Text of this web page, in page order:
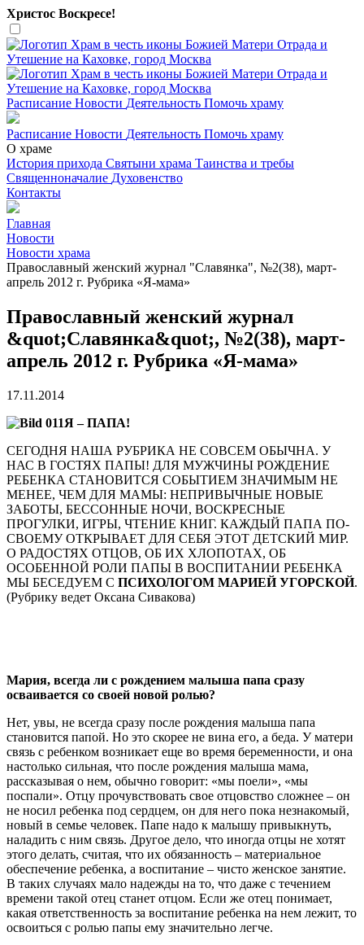
Христос Воскресе!
Расписание Новости Деятельность Помочь храму
Расписание Новости Деятельность Помочь храму
О храме
История прихода Святыни храма Таинства и требы
Священноначалие Духовенство
Контакты
Главная
Новости
Новости храма
Православный женский журнал "Славянка", №2(38), март-
апрель 2012 г. Рубрика «Я-мама»
Православный женский журнал
&quot;Славянка&quot;, №2(38), март-
апрель 2012 г. Рубрика «Я-мама»
17.11.2014
Я – ПАПА!
СЕГОДНЯ НАША РУБРИКА НЕ СОВСЕМ ОБЫЧНА. У
НАС В ГОСТЯХ ПАПЫ! ДЛЯ МУЖЧИНЫ РОЖДЕНИЕ
РЕБЕНКА СТАНОВИТСЯ СОБЫТИЕМ ЗНАЧИМЫМ НЕ
МЕНЕЕ, ЧЕМ ДЛЯ МАМЫ: НЕПРИВЫЧНЫЕ НОВЫЕ
ЗАБОТЫ, БЕССОННЫЕ НОЧИ, ВОСКРЕСНЫЕ
ПРОГУЛКИ, ИГРЫ, ЧТЕНИЕ КНИГ. КАЖДЫЙ ПАПА ПО-
СВОЕМУ ОТКРЫВАЕТ ДЛЯ СЕБЯ ЭТОТ ДЕТСКИЙ МИР.
О РАДОСТЯХ ОТЦОВ, ОБ ИХ ХЛОПОТАХ, ОБ
ОСОБЕННОЙ РОЛИ ПАПЫ В ВОСПИТАНИИ РЕБЕНКА
МЫ БЕСЕДУЕМ С ПСИХОЛОГОМ МАРИЕЙ УГОРСКОЙ.
(Рубрику ведет Оксана Сивакова)
Мария, всегда ли с рождением малыша папа сразу
осваивается со своей новой ролью?
Нет, увы, не всегда сразу после рождения малыша папа
становится папой. Но это скорее не вина его, а беда. У матери
связь с ребенком возникает еще во время беременности, и она
настолько сильная, что после рождения малыша мама,
рассказывая о нем, обычно говорит: «мы поели», «мы
поспали». Отцу прочувствовать свое отцовство сложнее – он
не носил ребенка под сердцем, он для него пока незнакомый,
новый в семье человек. Папе надо к малышу привыкнуть,
наладить с ним связь. Другое дело, что иногда отцы не хотят
этого делать, считая, что их обязанность – материальное
обеспечение ребенка, а воспитание – чисто женское занятие.
В таких случаях мало надежды на то, что даже с течением
времени такой отец станет отцом. Если же отец понимает,
какая ответственность за воспитание ребенка на нем лежит, то
освоиться с ролью папы ему значительно легче.